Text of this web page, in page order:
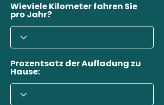
Wieviele Kilometer fahren Sie
pro Jahr?
Prozentsatz der Aufladung zu
Hause: